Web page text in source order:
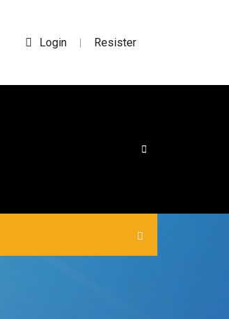
Login | Resister